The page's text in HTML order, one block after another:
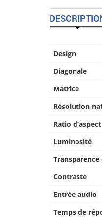
Design
Diagonale
Matrice
Résolution
Ratio d’aspect
Luminosité
Contraste
Entrée audio
Temps de